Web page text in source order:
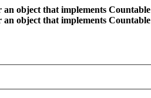
object that implements Countable
object that implements Countable